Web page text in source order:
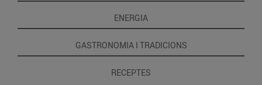
ENERGIA
GASTRONOMIA I TRADICIONS
RECEPTES